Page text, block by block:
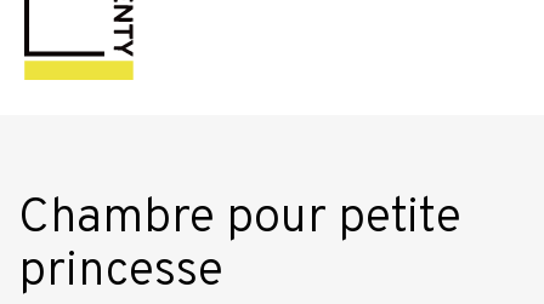
Chambre pour petite
princesse